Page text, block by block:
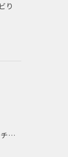
り
縮毛矯正失敗でチリチリジリジリの髪をビビり直し専門が丁寧に修復する方法解説